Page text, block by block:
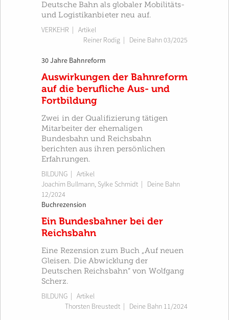
Deutsche Bahn als globaler Mobilitäts-
und Logistikanbieter neu auf.
VERKEHR | Artikel
Reiner Rodig
Deine Bahn 03/2025
30 Jahre Bahnreform
Auswirkungen der Bahnreform
auf die berufliche Aus- und
Fortbildung
Zwei in der Qualifizierung tätigen
Mitarbeiter der ehemaligen
Bundesbahn und Reichsbahn
berichten aus ihren persönlichen
Erfahrungen.
BILDUNG | Artikel
Joachim Bullmann, Sylke Schmidt
Deine Bahn
12/2024
Buchrezension
Ein Bundesbahner bei der
Reichsbahn
Eine Rezension zum Buch „Auf neuen
Gleisen. Die Abwicklung der
Deutschen Reichsbahn“ von Wolfgang
Scherz.
BILDUNG | Artikel
Thorsten Breustedt
Deine Bahn 11/2024